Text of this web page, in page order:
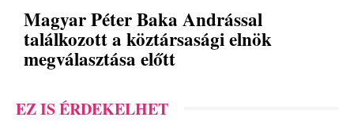
Magyar Péter Baka Andrással
találkozott a köztársasági elnök
megválasztása előtt
EZ IS ÉRDEKELHET